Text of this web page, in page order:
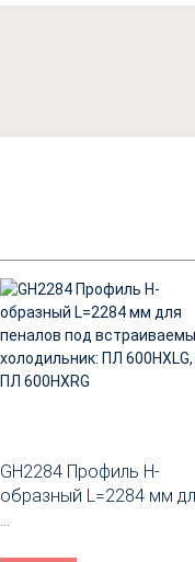
GH2284 Профиль Н-
образный L=2284 мм